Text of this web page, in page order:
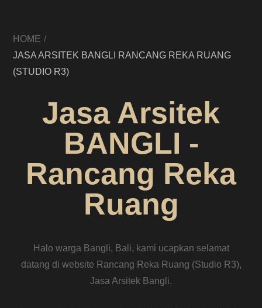
HOME
JASA ARSITEK BANGLI RANCANG REKA RUANG
(STUDIO R3)
Jasa Arsitek
BANGLI -
Rancang Reka
Ruang
Halo warga Bangli, Bali, kami ucapkan selamat
datang di website Rancang Reka Ruang (Studio R3),
Jasa Arsitek Bangli.